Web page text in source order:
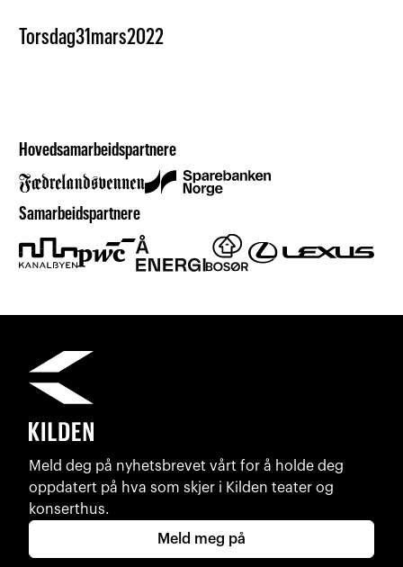
Torsdag31 mars2022
Hovedsamarbeidspartnere
Samarbeidspartnere
Meld deg på nyhetsbrevet vårt for å holde deg
oppdatert på hva som skjer i Kilden teater og
konserthus.
Meld meg på